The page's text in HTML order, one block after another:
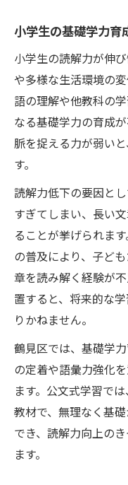
小学生の基
実践法
家庭会話が
語彙力ア
表現力と語
ト
公文式学習
理由
読解力向上
ト
家庭学習と
化法
公文式学習
果
小学生の基
由
学力の土台を築
小学生の基
小学生の基礎学力育
小学生の読解力が伸
や多様な生活環境の
語の理解や他教科の
なる基礎学力の育成
脈を捉える力が弱い
す。
読解力低下の要因と
すぎてしまい、長い
ることが挙げられま
の普及により、子ど
章を読み解く経験が
置すると、将来的な
りかねません。
鶴見区では、基礎学
の定着や語彙力強化
ます。公文式学習で
教材で、無理なく基
でき、読解力向上の
ます。